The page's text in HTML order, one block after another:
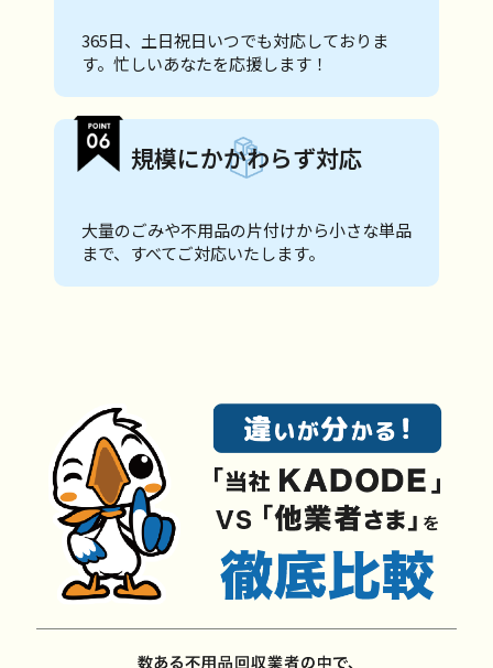
365日、土日祝日いつでも対応しておりま
す。忙しいあなたを応援します！
規模にかかわらず対応
大量のごみや不用品の片付けから小さな単品
まで、すべてご対応いたします。